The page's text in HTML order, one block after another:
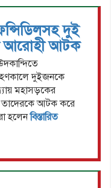
দুই
আরোহী আটক
দুইজনকে
মহাসড়কের
তাদেরকে আটক করে
হলেনবিস্তারিত